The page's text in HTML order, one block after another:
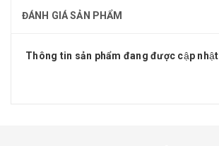
ĐÁNH GIÁ SẢN PHẨM
Thông tin sản phẩm đang được cập nhật